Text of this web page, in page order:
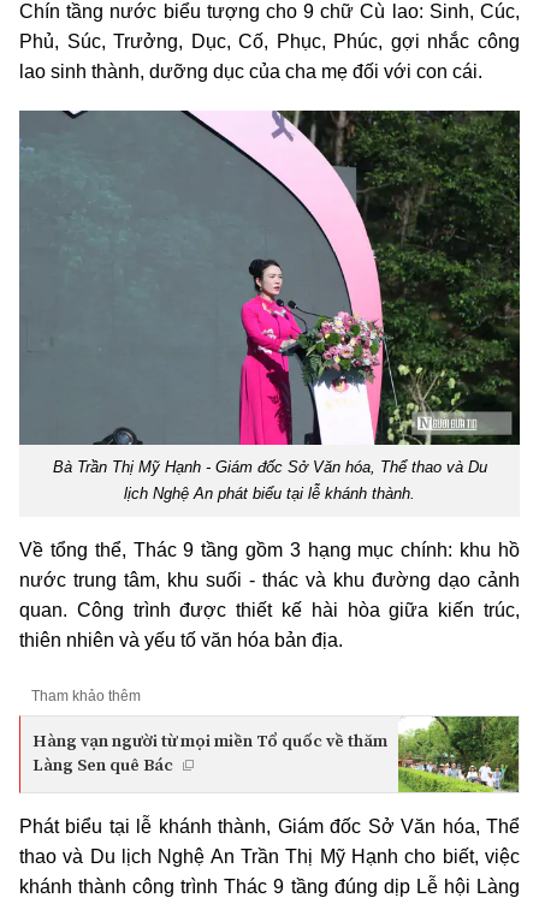
Chín tầng nước biểu tượng cho 9 chữ Cù lao: Sinh, Cúc,
Phủ, Súc, Trưởng, Dục, Cố, Phục, Phúc, gợi nhắc công
lao sinh thành, dưỡng dục của cha mẹ đối với con cái.
Bà Trần Thị Mỹ Hạnh - Giám đốc Sở Văn hóa, Thể thao và Du
lịch Nghệ An phát biểu tại lễ khánh thành.
Về tổng thể, Thác 9 tầng gồm 3 hạng mục chính: khu hồ
nước trung tâm, khu suối - thác và khu đường dạo cảnh
quan. Công trình được thiết kế hài hòa giữa kiến trúc,
thiên nhiên và yếu tố văn hóa bản địa.
Tham khảo thêm
Hàng vạn người từ mọi miền Tổ quốc về thăm
Làng Sen quê Bác
Phát biểu tại lễ khánh thành, Giám đốc Sở Văn hóa, Thể
thao và Du lịch Nghệ An Trần Thị Mỹ Hạnh cho biết, việc
khánh thành công trình Thác 9 tầng đúng dịp Lễ hội Làng